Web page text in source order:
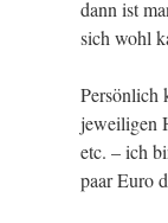
dann ist
sich wohl
Persönlich
jeweiligen
etc. – ich
paar Euro